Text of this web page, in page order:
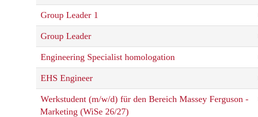
Group Leader 1
Group Leader
Engineering Specialist homologation
EHS Engineer
Werkstudent (m/w/d) für den Bereich Massey Ferguson -
Marketing (WiSe 26/27)